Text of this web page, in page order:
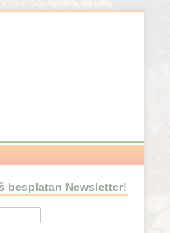
besplatan Newsletter!